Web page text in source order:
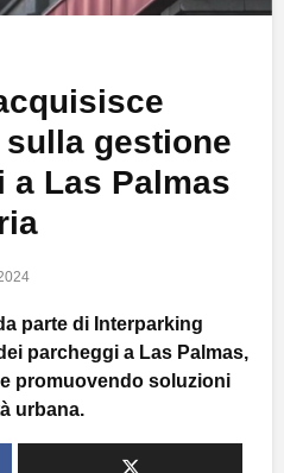
gestione
a Las Palmas
parte di Interparking
parcheggi a Las Palmas,
promuovendo soluzioni
urbana.